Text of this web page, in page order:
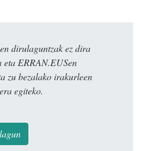
dirulaguntzak ez dira
ERRAN.EUSen
zu bezalako irakurleen
egiteko.